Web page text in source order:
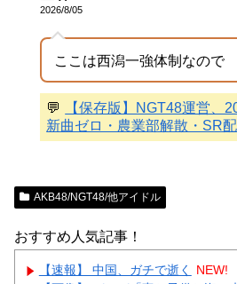
2026/8/05
ここは西潟一強体制なので
💬
【保存版】NGT48運営、
新曲ゼロ・農業部解散・SR
AKB48/NGT48/他アイドル
おすすめ人気記事！
【速報】 中国、ガチで逝く
NEW!